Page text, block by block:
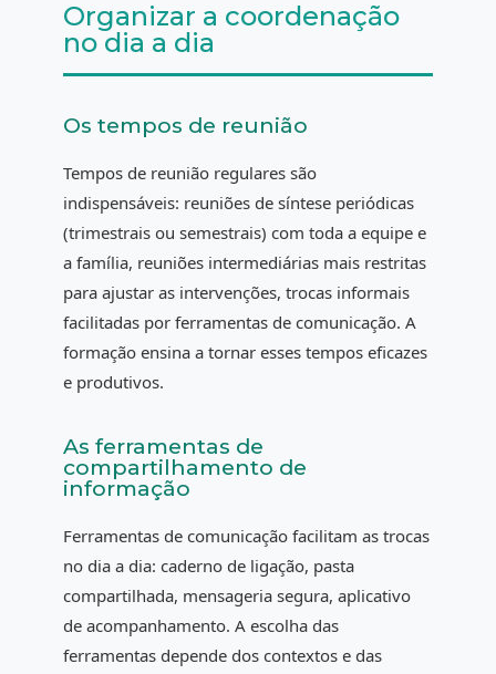
Organizar a coordenação
no dia a dia
Os tempos de reunião
Tempos de reunião regulares são
indispensáveis: reuniões de síntese periódicas
(trimestrais ou semestrais) com toda a equipe e
a família, reuniões intermediárias mais restritas
para ajustar as intervenções, trocas informais
facilitadas por ferramentas de comunicação. A
formação ensina a tornar esses tempos eficazes
e produtivos.
As ferramentas de
compartilhamento de
informação
Ferramentas de comunicação facilitam as trocas
no dia a dia: caderno de ligação, pasta
compartilhada, mensageria segura, aplicativo
de acompanhamento. A escolha das
ferramentas depende dos contextos e das